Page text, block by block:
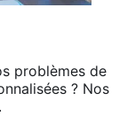
problèmes de
? Nos